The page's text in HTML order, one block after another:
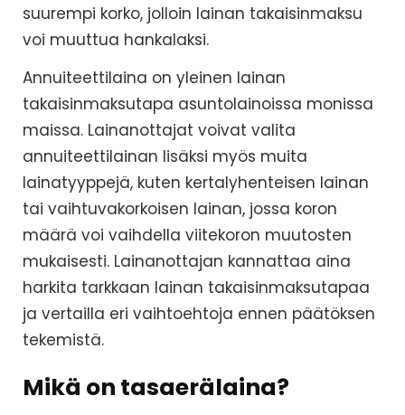
suurempi korko, jolloin lainan takaisinmaksu
voi muuttua hankalaksi.
Annuiteettilaina on yleinen lainan
takaisinmaksutapa asuntolainoissa monissa
maissa. Lainanottajat voivat valita
annuiteettilainan lisäksi myös muita
lainatyyppejä, kuten kertalyhenteisen lainan
tai vaihtuvakorkoisen lainan, jossa koron
määrä voi vaihdella viitekoron muutosten
mukaisesti. Lainanottajan kannattaa aina
harkita tarkkaan lainan takaisinmaksutapaa
ja vertailla eri vaihtoehtoja ennen päätöksen
tekemistä.
Mikä on tasaerälaina?